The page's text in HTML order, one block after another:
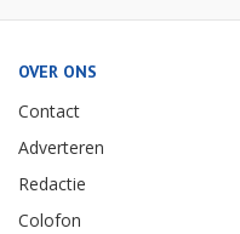
OVER ONS
Contact
Adverteren
Redactie
Colofon